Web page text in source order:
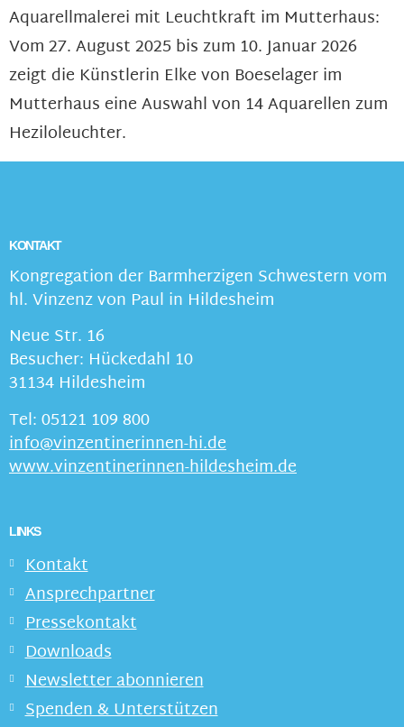
Aquarellmalerei mit Leuchtkraft im Mutterhaus:
Vom 27. August 2025 bis zum 10. Januar 2026
zeigt die Künstlerin Elke von Boeselager im
Mutterhaus eine Auswahl von 14 Aquarellen zum
Heziloleuchter.
KONTAKT
Kongregation der Barmherzigen Schwestern vom
hl. Vinzenz von Paul in Hildesheim
Neue Str. 16
Besucher: Hückedahl 10
31134 Hildesheim
Tel: 05121 109 800
info@vinzentinerinnen-hi.de
www.vinzentinerinnen-hildesheim.de
LINKS
Kontakt
Ansprechpartner
Pressekontakt
Downloads
Newsletter abonnieren
Spenden & Unterstützen